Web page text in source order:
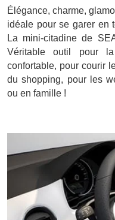
Élégance, charme,
idéale pour se garer en
La mini-citadine de
Véritable outil pour
confortable, pour courir
du shopping, pour les
ou en famille !